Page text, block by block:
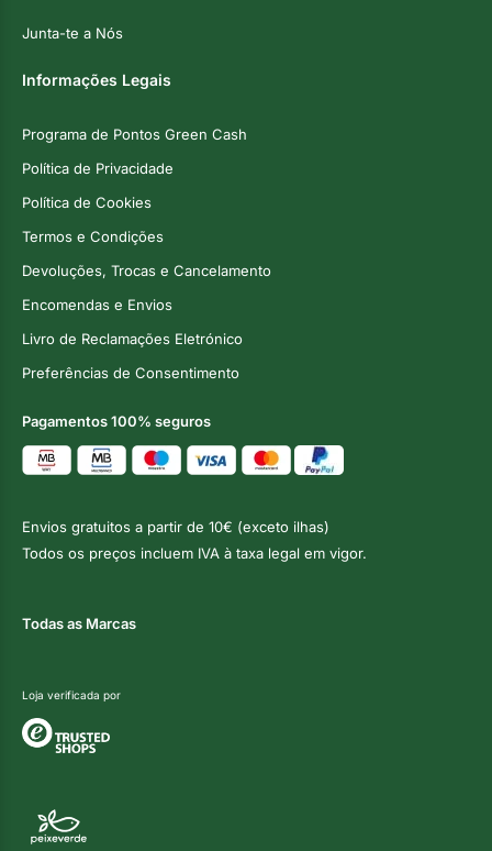
Junta-te a Nós
Informações Legais
Programa de Pontos Green Cash
Política de Privacidade
Política de Cookies
Termos e Condições
Devoluções, Trocas e Cancelamento
Encomendas e Envios
Livro de Reclamações Eletrónico
Preferências de Consentimento
Pagamentos 100% seguros
Envios gratuitos a partir de 10€ (exceto ilhas)
Todos os preços incluem IVA à taxa legal em vigor.
Todas as Marcas
Loja verificada por